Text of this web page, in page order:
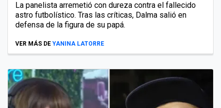
La panelista arremetió con dureza contra el fallecido
astro futbolístico. Tras las críticas, Dalma salió en
defensa de la figura de su papá.
VER MÁS DE YANINA LATORRE